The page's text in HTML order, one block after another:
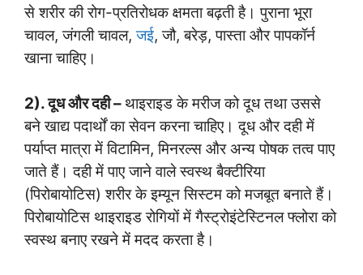
से शरीर की रोग-प्रतिरोधक क्षमता बढ़ती है। पुराना भूरा
चावल, जंगली चावल,जई, जौ, बरेड़, पास्ता और पापकॉर्न
खाना चाहिए।
2). दूध और दही – थाइराइड के मरीज को दूध तथा उससे
बने खाद्य पदार्थों का सेवन करना चाहिए। दूध और दही में
पर्याप्त मात्रा में विटामिन, मिनरल्स और अन्य पोषक तत्व पाए
जाते हैं। दही में पाए जाने वाले स्वस्थ बैक्टीरिया
(पिरोबायोटिस) शरीर के इम्यून सिस्टम को मजबूत बनाते हैं।
पिरोबायोटिस थाइराइड रोगियों में गैस्ट्रोइंटेस्टिनल फ्लोरा को
स्वस्थ बनाए रखने में मदद करता है।